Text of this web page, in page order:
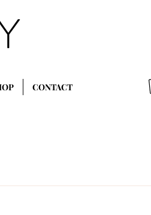
CONTACT